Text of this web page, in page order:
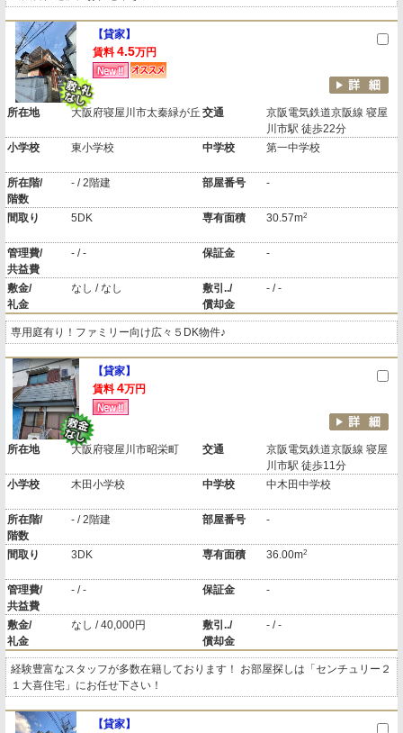
【貸家】
賃料 4.5万円
所在地 大阪府寝屋川市太秦緑が丘 交通
京阪電気鉄道京阪線 寝屋
川市駅 徒歩22分
小学校
東小学校 中学校 第一中学校
所在階/
階数
- / 2階建 部屋番号 -
間取り 5DK 専有面積 30.57m2
管理費/
共益費
- / - 保証金 -
敷金/
礼金
なし / なし
敷引../
償却金
- / -
専用庭有り！ファミリー向け広々５DK物件♪
【貸家】
賃料 4万円
所在地 大阪府寝屋川市昭栄町 交通
京阪電気鉄道京阪線 寝屋
川市駅 徒歩11分
小学校
木田小学校 中学校 中木田中学校
所在階/
階数
- / 2階建 部屋番号 -
間取り 3DK 専有面積 36.00m2
管理費/
共益費
- / - 保証金 -
敷金/
礼金
なし / 40,000円
敷引../
償却金
- / -
経験豊富なスタッフが多数在籍しております！ お部屋探しは「センチュリー２
１大喜住宅」にお任せ下さい！
【貸家】